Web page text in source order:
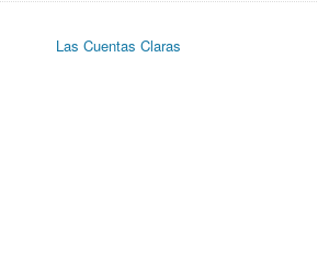
Las Cuentas Claras